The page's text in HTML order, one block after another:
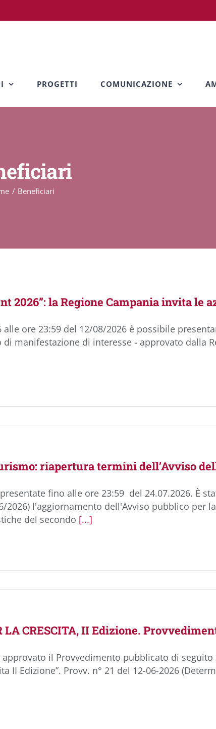
PROGETTI COMUNICAZIONE
Beneficiari
2026”: la Regione Campania invita le
alle ore 23:59 del 12/08/2026 è possibile
manifestazione di interesse - approvato dalla
riapertura termini dell’Avviso
fino alle ore 23:59 del 24.07.2026. È
2026) l'aggiornamento dell'Avviso pubblico per
del secondo [...]
LA CRESCITA, II Edizione.
il Provvedimento pubblicato di
II Edizione”. Provv. n° 21 del 12-06-2026